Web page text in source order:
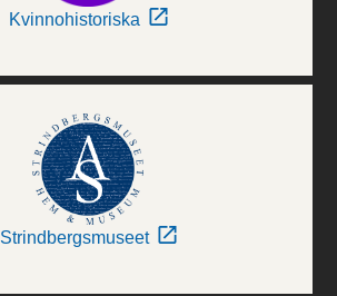
Kvinnohistoriska
Strindbergsmuseet